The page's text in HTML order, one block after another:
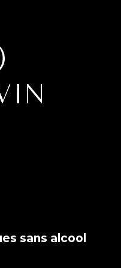
sans alcool